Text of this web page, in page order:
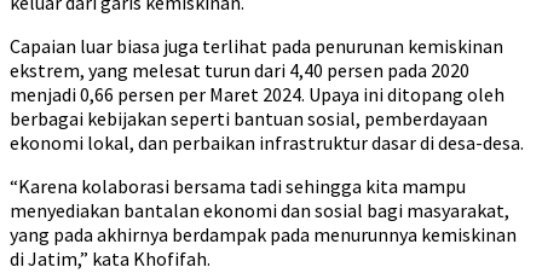
Capaian luar biasa juga terlihat pada penurunan kemiskinan
ekstrem, yang melesat turun dari 4,40 persen pada 2020
menjadi 0,66 persen per Maret 2024. Upaya ini ditopang oleh
berbagai kebijakan seperti bantuan sosial, pemberdayaan
ekonomi lokal, dan perbaikan infrastruktur dasar di desa-desa.
“Karena kolaborasi bersama tadi sehingga kita mampu
menyediakan bantalan ekonomi dan sosial bagi masyarakat,
yang pada akhirnya berdampak pada menurunnya kemiskinan
di Jatim,” kata Khofifah.